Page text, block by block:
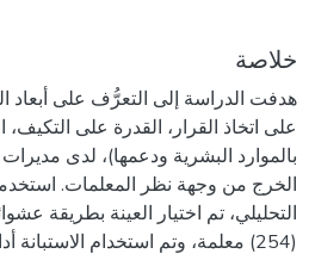
خلاصة
هدفت الدراسة إلى التعرُّف على أبعاد
على اتخاذ القرار، القدرة على التكيف،
بالموارد البشرية ودعمها)، لدى مديرات
الخرج من وجهة نظر المعلمات.
التحليلي، تم اختيار العينة بطريقة
(254) معلمة، وتم استخدام